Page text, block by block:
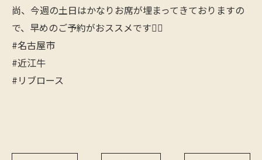
尚、今週の土日はかなりお席が埋まってきておりますの
で、早めのご予約がおススメです🙋‍♂️
#名古屋市
#近江牛
#リブロース